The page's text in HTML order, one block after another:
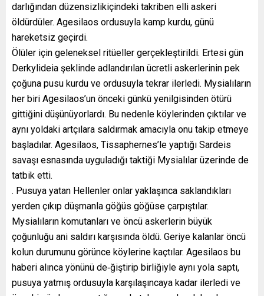
darlığından düzensizlikiçindeki takriben elli askeri
öldürdüler. Agesilaos ordusuyla kamp kurdu, günü
hareketsiz geçirdi.
Ölüler için geleneksel ritüeller gerçekleştirildi. Ertesi gün
Derkylideia şeklinde adlandırılan ücretli askerlerinin pek
çoğuna pusu kurdu ve ordusuyla tekrar ilerledi. Mysialıların
her biri Agesilaos’un önceki günkü yenilgisinden ötürü
gittiğini düşünüyorlardı. Bu nedenle köylerinden çıktılar ve
aynı yoldaki artçılara saldırmak amacıyla onu takip etmeye
başladılar. Agesilaos, Tissaphernes’le yaptığı Sardeis
savaşı esnasında uyguladığı taktiği Mysialılar üzerinde de
tatbik etti.
. Pusuya yatan Hellenler onlar yaklaşınca saklandıkları
yerden çıkıp düşmanla göğüs göğüse çarpıştılar.
Mysialıların komutanları ve öncü askerlerin büyük
çoğunluğu ani saldırı karşısında öldü. Geriye kalanlar öncü
kolun durumunu görünce köylerine kaçtılar. Agesilaos bu
haberi alınca yönünü de‐ğiştirip birliğiyle aynı yola saptı,
pusuya yatmış ordusuyla karşılaşıncaya kadar ilerledi ve